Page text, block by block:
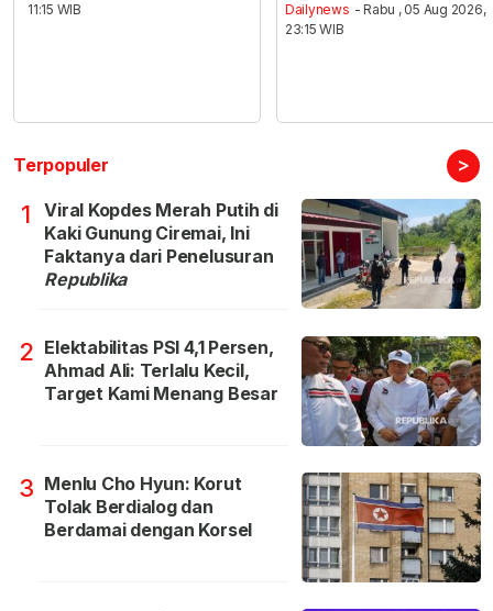
11:15 WIB
Dailynews - Rabu , 05 Aug 2026,
23:15 WIB
Terpopuler >
1
Viral Kopdes Merah Putih di
Kaki Gunung Ciremai, Ini
Faktanya dari Penelusuran
Republika
2 Elektabilitas PSI 4,1 Persen,
Ahmad Ali: Terlalu Kecil,
Target Kami Menang Besar
3 Menlu Cho Hyun: Korut
Tolak Berdialog dan
Berdamai dengan Korsel